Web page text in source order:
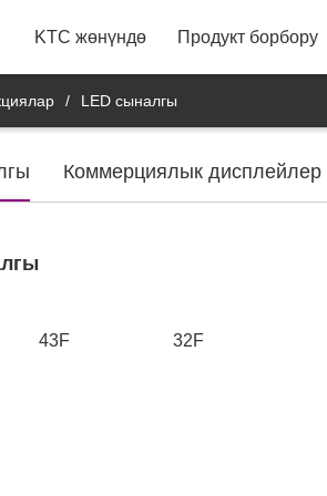
KTC жөнүндө Продукт борбору
R&D продукт
/ LED сыналгы
Коммерциялык дисплейлер
43F 32F